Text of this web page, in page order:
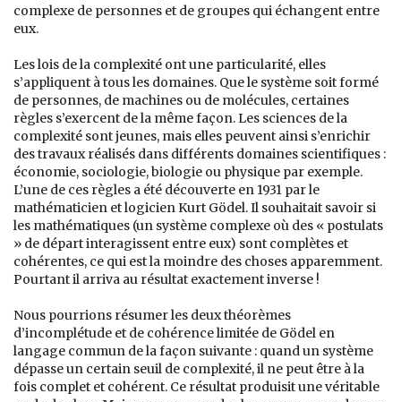
complexe de personnes et de groupes qui échangent entre
eux.
Les lois de la complexité ont une particularité, elles
s’appliquent à tous les domaines. Que le système soit formé
de personnes, de machines ou de molécules, certaines
règles s’exercent de la même façon. Les sciences de la
complexité sont jeunes, mais elles peuvent ainsi s’enrichir
des travaux réalisés dans différents domaines scientifiques :
économie, sociologie, biologie ou physique par exemple.
L’une de ces règles a été découverte en 1931 par le
mathématicien et logicien Kurt Gödel. Il souhaitait savoir si
les mathématiques (un système complexe où des « postulats
» de départ interagissent entre eux) sont complètes et
cohérentes, ce qui est la moindre des choses apparemment.
Pourtant il arriva au résultat exactement inverse !
Nous pourrions résumer les deux théorèmes
d’incomplétude et de cohérence limitée de Gödel en
langage commun de la façon suivante : quand un système
dépasse un certain seuil de complexité, il ne peut être à la
fois complet et cohérent. Ce résultat produisit une véritable